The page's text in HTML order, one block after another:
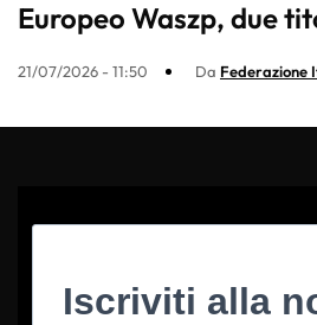
Europeo Waszp, due
21/07/2026 - 11:50 Da Federazione
Iscriviti alla